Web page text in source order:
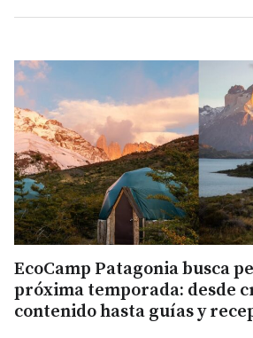
EcoCamp Patagonia busca
próxima temporada: desde
contenido hasta guías y